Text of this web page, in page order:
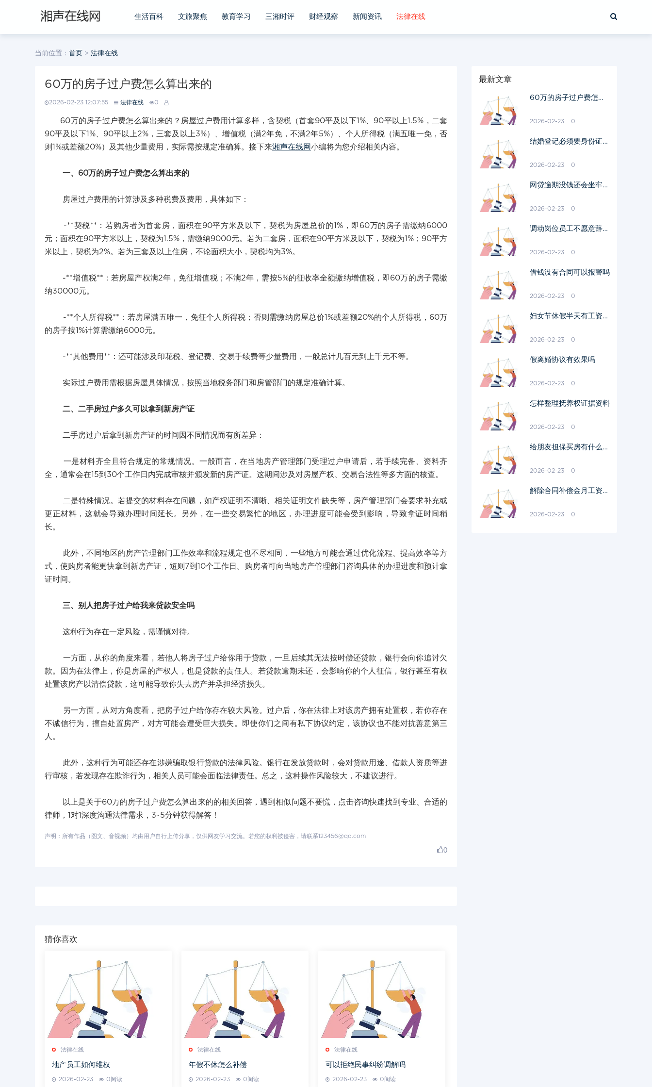
生活百科 文旅聚焦 教育学习 三湘时评 财经观察 新闻资讯 法律在线
当前位置： 首页 > 法律在线
60万的房子过户费怎么算出来的
2026-02-23 12:07:55 法律在线 0
60万的房子过户费怎么算出来的？房屋过户费用计算多样，含契税（首套90平及以下1%、90平以上1.5%，二套
90平及以下1%、90平以上2%，三套及以上3%）、增值税（满2年免，不满2年5%）、个人所得税（满五唯一免，否
则1%或差额20%）及其他少量费用，实际需按规定准确算。接下来湘声在线网小编将为您介绍相关内容。
一、60万的房子过户费怎么算出来的
房屋过户费用的计算涉及多种税费及费用，具体如下：
-**契税**：若购房者为首套房，面积在90平方米及以下，契税为房屋总价的1%，即60万的房子需缴纳6000
元；面积在90平方米以上，契税为1.5%，需缴纳9000元。若为二套房，面积在90平方米及以下，契税为1%；90平方
米以上，契税为2%。若为三套及以上住房，不论面积大小，契税均为3%。
-**增值税**：若房屋产权满2年，免征增值税；不满2年，需按5%的征收率全额缴纳增值税，即60万的房子需缴
纳30000元。
-**个人所得税**：若房屋满五唯一，免征个人所得税；否则需缴纳房屋总价1%或差额20%的个人所得税，60万
的房子按1%计算需缴纳6000元。
-**其他费用**：还可能涉及印花税、登记费、交易手续费等少量费用，一般总计几百元到上千元不等。
实际过户费用需根据房屋具体情况，按照当地税务部门和房管部门的规定准确计算。
二、二手房过户多久可以拿到新房产证
二手房过户后拿到新房产证的时间因不同情况而有所差异：
一是材料齐全且符合规定的常规情况。一般而言，在当地房产管理部门受理过户申请后，若手续完备、资料齐
全，通常会在15到30个工作日内完成审核并颁发新的房产证。这期间涉及对房屋产权、交易合法性等多方面的核查。
二是特殊情况。若提交的材料存在问题，如产权证明不清晰、相关证明文件缺失等，房产管理部门会要求补充或
更正材料，这就会导致办理时间延长。另外，在一些交易繁忙的地区，办理进度可能会受到影响，导致拿证时间稍
长。
此外，不同地区的房产管理部门工作效率和流程规定也不尽相同，一些地方可能会通过优化流程、提高效率等方
式，使购房者能更快拿到新房产证，短则7到10个工作日。购房者可向当地房产管理部门咨询具体的办理进度和预计拿
证时间。
三、别人把房子过户给我来贷款安全吗
这种行为存在一定风险，需谨慎对待。
一方面，从你的角度来看，若他人将房子过户给你用于贷款，一旦后续其无法按时偿还贷款，银行会向你追讨欠
款。因为在法律上，你是房屋的产权人，也是贷款的责任人。若贷款逾期未还，会影响你的个人征信，银行甚至有权
处置该房产以清偿贷款，这可能导致你失去房产并承担经济损失。
另一方面，从对方角度看，把房子过户给你存在较大风险。过户后，你在法律上对该房产拥有处置权，若你存在
不诚信行为，擅自处置房产，对方可能会遭受巨大损失。即使你们之间有私下协议约定，该协议也不能对抗善意第三
人。
此外，这种行为可能还存在涉嫌骗取银行贷款的法律风险。银行在发放贷款时，会对贷款用途、借款人资质等进
行审核，若发现存在欺诈行为，相关人员可能会面临法律责任。总之，这种操作风险较大，不建议进行。
以上是关于60万的房子过户费怎么算出来的的相关回答，遇到相似问题不要慌，点击咨询快速找到专业、合适的
律师，1对1深度沟通法律需求，3~5分钟获得解答！
声明：所有作品（图文、音视频）均由用户自行上传分享，仅供网友学习交流。若您的权利被侵害，请联系123456@qq.com
0
猜你喜欢
法律在线
地产员工如何维权
2026-02-23 0阅读
法律在线
年假不休怎么补偿
2026-02-23 0阅读
法律在线
可以拒绝民事纠纷调解吗
2026-02-23 0阅读
最新文章
60万的房子过户费怎么
2026-02-23 0
结婚登记必须要身份证原
2026-02-23 0
网贷逾期没钱还会坐牢吗
2026-02-23 0
调动岗位员工不愿意辞职
2026-02-23 0
借钱没有合同可以报警吗
2026-02-23 0
妇女节休假半天有工资吗
2026-02-23 0
假离婚协议有效果吗
2026-02-23 0
怎样整理抚养权证据资料
2026-02-23 0
给朋友担保买房有什么风
2026-02-23 0
解除合同补偿金月工资怎
2026-02-23 0